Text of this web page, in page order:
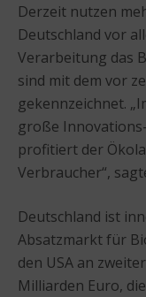
Derzeit nutzen
Deutschland vor
Verarbeitung das
sind mit dem vor
gekennzeichnet.
große
profitiert der
Verbraucher“,
Deutschland ist
Absatzmarkt für
den USA an
Milliarden Euro,